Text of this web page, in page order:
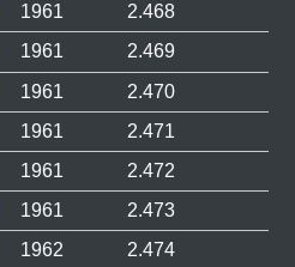
1961 2.468
1961 2.469
1961 2.470
1961 2.471
1961 2.472
1961 2.473
1962 2.474